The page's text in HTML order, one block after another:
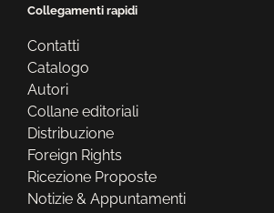
Collegamenti rapidi
Contatti
Catalogo
Autori
Collane editoriali
Distribuzione
Foreign Rights
Ricezione Proposte
Notizie & Appuntamenti